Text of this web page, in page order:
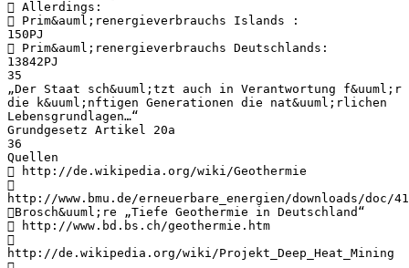
 Allerdings:
 Prim&auml;renergieverbrauchs Islands :
150PJ
 Prim&auml;renergieverbrauchs Deutschlands:
13842PJ
35
„Der Staat sch&uuml;tzt auch in Verantwortung f&uuml;r
die k&uuml;nftigen Generationen die nat&uuml;rlichen
Lebensgrundlagen…“
Grundgesetz Artikel 20a
36
Quellen
 http://de.wikipedia.org/wiki/Geothermie

http://www.bmu.de/erneuerbare_energien/downloads/doc/
Brosch&uuml;re „Tiefe Geothermie in Deutschland“
 http://www.bd.bs.ch/geothermie.htm

http://de.wikipedia.org/wiki/Projekt_Deep_Heat_Mining